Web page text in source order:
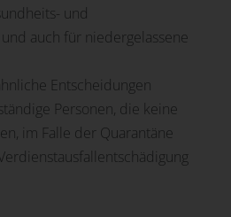
und
auch für niedergelassene
Entscheidungen
Personen, die keine
im Falle der Quarantäne